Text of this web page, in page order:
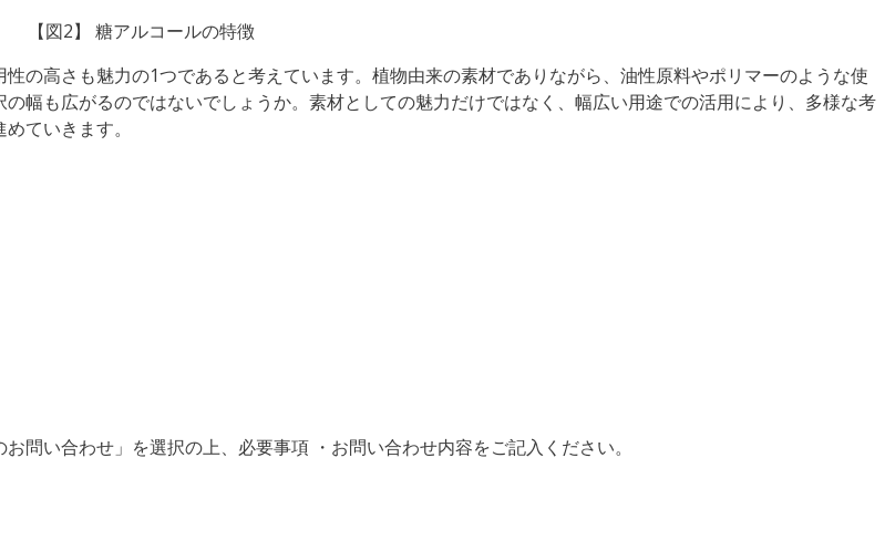
【図2】 糖アルコールの特徴
の⾼さも魅⼒の1つであると考えています。植物由来の素材でありながら、油性原料やポリマーのような使
の幅も広がるのではないでしょうか。素材としての魅力だけではなく、幅広い用途での活用により、多様な考
ていきます。
問い合わせ」を選択の上、必要事項 ・お問い合わせ内容をご記入ください。